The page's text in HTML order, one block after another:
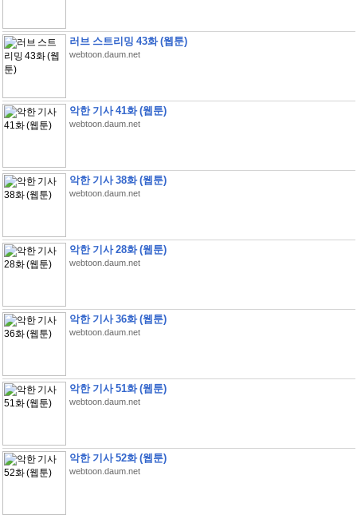
러브 스트리밍 43화 (웹툰)
webtoon.daum.net
악한 기사 41화 (웹툰)
webtoon.daum.net
악한 기사 38화 (웹툰)
webtoon.daum.net
악한 기사 28화 (웹툰)
webtoon.daum.net
악한 기사 36화 (웹툰)
webtoon.daum.net
악한 기사 51화 (웹툰)
webtoon.daum.net
악한 기사 52화 (웹툰)
webtoon.daum.net